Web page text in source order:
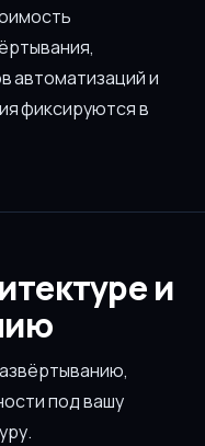
автоматизаций и
фиксируются в
и
под вашу